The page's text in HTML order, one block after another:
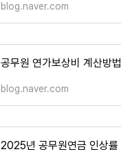
blog.naver.com
공무원 연가보상비 계산방법
blog.naver.com
2025년 공무원연금 인상률